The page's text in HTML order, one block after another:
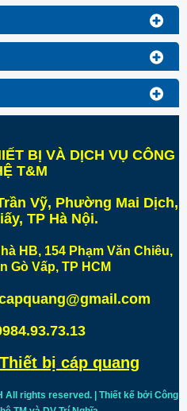
BỊ VÀ DỊCH VỤ CÔNG
T&M
Vỹ, Phường Mai Dịch,
TP Hà Nội.
HB, 154 Phạm Văn Chiêu,
Gò Vấp, TP HCM
Thiết bị cáp quang
All rights reserved. | Thiết kế bởi Công